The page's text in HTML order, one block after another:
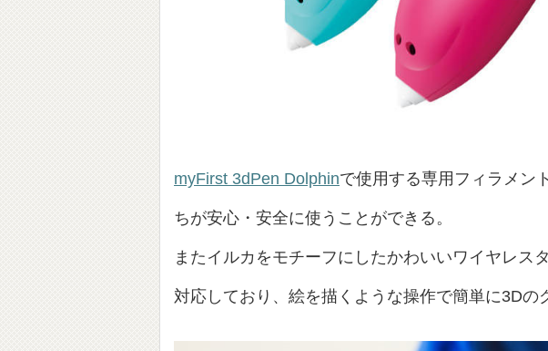
myFirst 3dPen Dolphinで使用する専用フィラメン
ちが安心・安全に使うことができる。
またイルカをモチーフにしたかわいいワイヤレス
対応しており、絵を描くような操作で簡単に3Dの